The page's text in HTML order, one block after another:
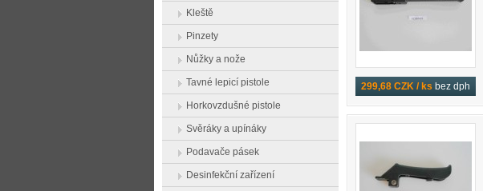
299,68 CZK / ks bez dph
Kleště
Pinzety
Nůžky a nože
Tavné lepicí pistole
Horkovzdušné pistole
Svěráky a upínáky
Podavače pásek
Desinfekční zařízení